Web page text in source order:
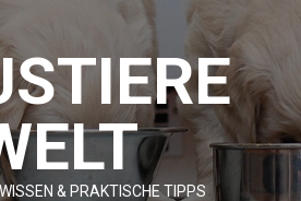
& PRAKTISCHE TIPPS